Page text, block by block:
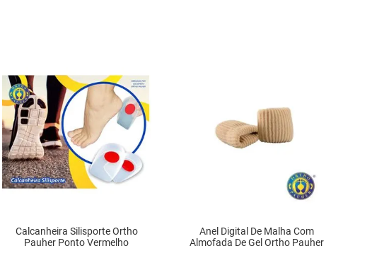
Calcanheira Silisporte Ortho
Pauher Ponto Vermelho
Anel Digital De Malha Com
Almofada De Gel Ortho Pauher